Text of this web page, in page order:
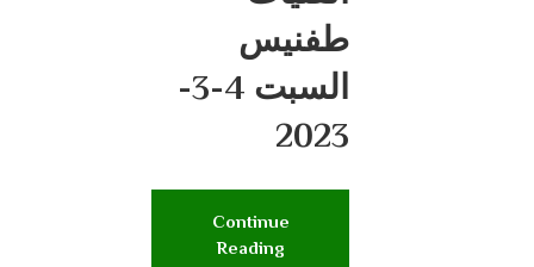
طفنيس
السبت 4-3-
2023
Continue
Reading